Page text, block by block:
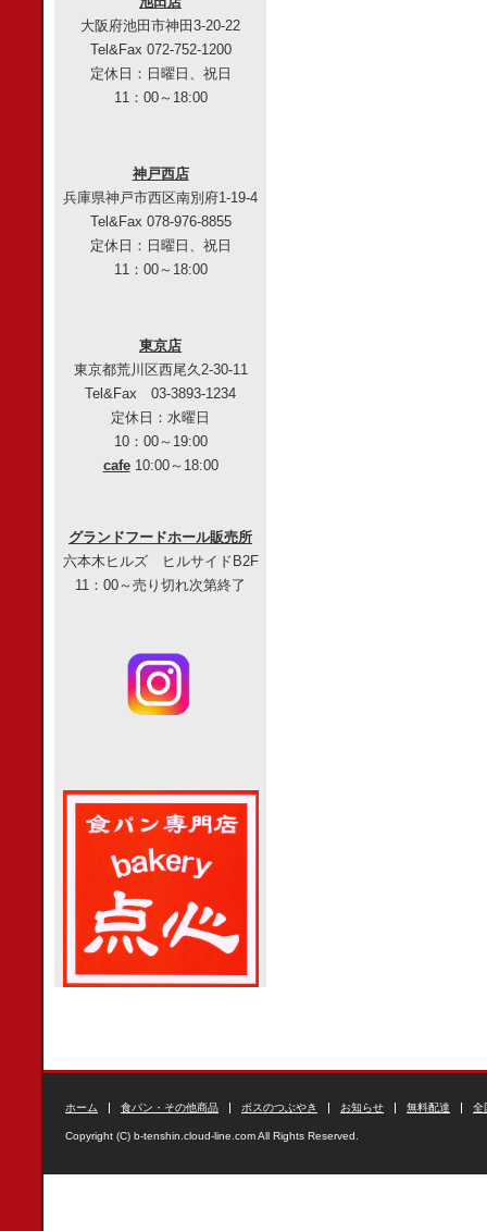
大阪府池田市神田3-20-22
Tel&Fax 072-752-1200
定休日：日曜日、祝日
11：00～18:00
神戸西店
兵庫県神戸市西区南別府1-19-4
Tel&Fax 078-976-8855
定休日：日曜日、祝日
11：00～18:00
東京店
東京都荒川区西尾久2-30-11
Tel&Fax 03-3893-1234
定休日：水曜日
10：00～19:00
cafe10:00～18:00
グランドフードホール販売所
六本木ヒルズ ヒルサイドB2F
11：00～売り切れ次第終了
ホーム 食パン・その他商品 ボスのつぶやき お知らせ 無料配達 全
Copyright (C) b-tenshin.cloud-line.com All Rights Reserved.